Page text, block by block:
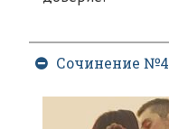
Сочинение №4